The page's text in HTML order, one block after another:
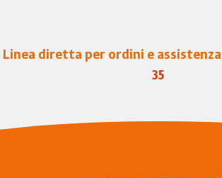
Linea diretta per ordini e assistenza
35